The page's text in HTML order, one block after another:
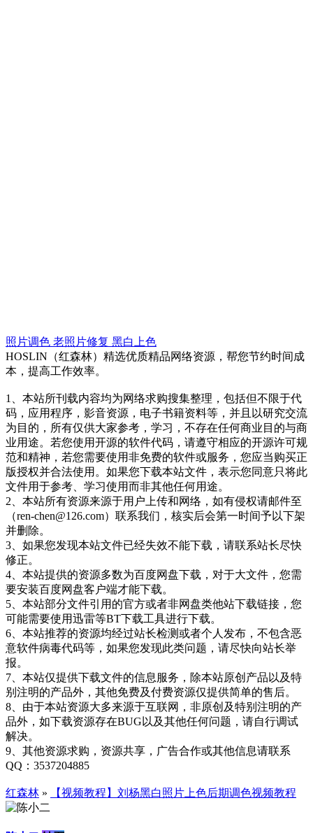
照片调色 老照片修复 黑白上色
HOSLIN（红森林）精选优质精品网络资源，帮您节约时间成
本，提高工作效率。
1、本站所刊载内容均为网络求购搜集整理，包括但不限于代
码，应用程序，影音资源，电子书籍资料等，并且以研究交流
为目的，所有仅供大家参考，学习，不存在任何商业目的与商
业用途。若您使用开源的软件代码，请遵守相应的开源许可规
范和精神，若您需要使用非免费的软件或服务，您应当购买正
版授权并合法使用。如果您下载本站文件，表示您同意只将此
文件用于参考、学习使用而非其他任何用途。
2、本站所有资源来源于用户上传和网络，如有侵权请邮件至
（ren-chen@126.com）联系我们，核实后会第一时间予以下架
并删除。
3、如果您发现本站文件已经失效不能下载，请联系站长尽快
修正。
4、本站提供的资源多数为百度网盘下载，对于大文件，您需
要安装百度网盘客户端才能下载。
5、本站部分文件引用的官方或者非网盘类他站下载链接，您
可能需要使用迅雷等BT下载工具进行下载。
6、本站推荐的资源均经过站长检测或者个人发布，不包含恶
意软件病毒代码等，如果您发现此类问题，请尽快向站长举
报。
7、本站仅提供下载文件的信息服务，除本站原创产品以及特
别注明的产品外，其他免费及付费资源仅提供简单的售后。
8、由于本站资源大多来源于互联网，非原创及特别注明的产
品外，如下载资源存在BUG以及其他任何问题，请自行调试
解决。
9、其他资源求购，资源共享，广告合作或其他信息请联系
QQ：3537204885
红森林 » 【视频教程】刘杨黑白照片上色后期调色视频教程